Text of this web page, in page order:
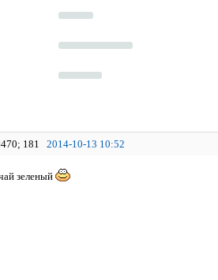
181 2014-10-13 10:52
зеленый